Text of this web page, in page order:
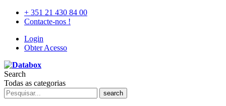
+ 351 21 430 84 00
Contacte-nos !
Login
Obter Acesso
Search
Todas as categorias
search